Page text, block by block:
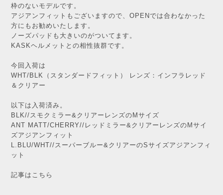
枠のないモデルです。
アジアンフィットもございますので、OPENでは合わなかった
方にもお勧めいたします。
ノーズパッドも大きいのがついてます。
KASKヘルメットとの相性抜群です。
今回入荷は
WHT/BLK（スタンダードフィット） レンズ：インフラレッド
＆クリアー
以下は入荷済み。
BLK//スモクミラー&クリアーレンズのMサイズ
ANT MATT/CHERRY//レッドミラー&クリアーレンズのMサイ
ズアジアンフィット
L.BLU/WHT//スーパーブルー&クリアーのSサイズアジアンフィ
ット
記事は こちら